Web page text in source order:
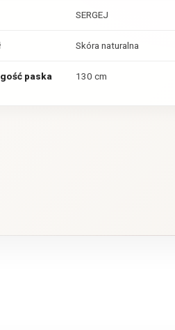
SERGEJ
Skóra naturalna
paska 130 cm